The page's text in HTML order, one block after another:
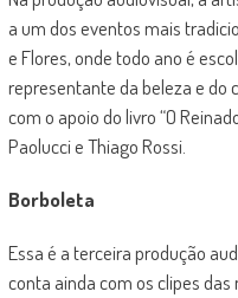
a um dos eventos mais
e Flores, onde todo ano é
representante da beleza e do
com o apoio do livro “O
Paolucci e Thiago Rossi.
Borboleta
Essa é a terceira produção
conta ainda com os clipes das